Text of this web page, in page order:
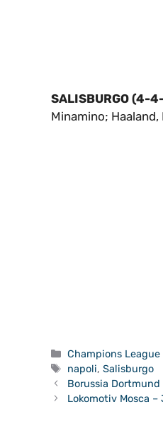
SALISBURGO (4-
Minamino;
Categorie
Champions League
Tag
napoli,Salisburgo
Borussia
Lokomotiv Mosca